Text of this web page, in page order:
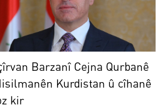
hevkarî û yekitîya neteweyî û
Barzanî
Barzanî Cejna Qurbanê
Kurdistan û cîhanê
kir